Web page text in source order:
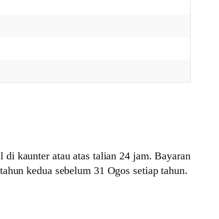
kaunter atau atas talian 24 jam. Bayaran
kedua sebelum 31 Ogos setiap tahun.